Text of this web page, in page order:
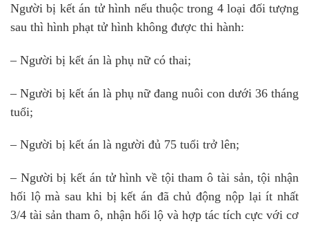
Người bị kết án tử hình nếu thuộc trong 4 loại đối tượng
sau thì hình phạt tử hình không được thi hành:
– Người bị kết án là phụ nữ có thai;
– Người bị kết án là phụ nữ đang nuôi con dưới 36 tháng
tuổi;
– Người bị kết án là người đủ 75 tuổi trở lên;
– Người bị kết án tử hình về tội tham ô tài sản, tội nhận
hối lộ mà sau khi bị kết án đã chủ động nộp lại ít nhất
3/4 tài sản tham ô, nhận hối lộ và hợp tác tích cực với cơ